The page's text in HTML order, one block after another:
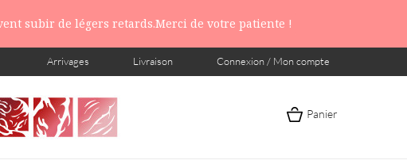
subir de légers retards.Merci de votre patiente !
Connexion / Mon compte
Livraison
Arrivages
Panier